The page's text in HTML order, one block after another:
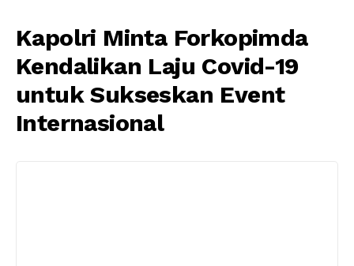
Kapolri Minta Forkopimda
Kendalikan Laju Covid-19
untuk Sukseskan Event
Internasional